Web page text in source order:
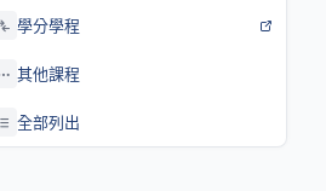
學分學程
其他課程
全部列出